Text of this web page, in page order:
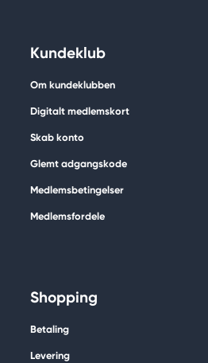
Kundeklub
Om kundeklubben
Digitalt medlemskort
Skab konto
Glemt adgangskode
Medlemsbetingelser
Medlemsfordele
Shopping
Betaling
Levering